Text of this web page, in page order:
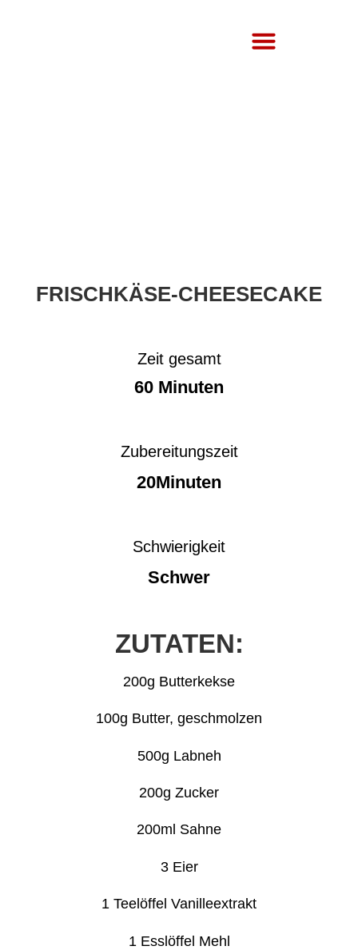
FRISCHKÄSE-CHEESECAKE
Zeit gesamt
60 Minuten
Zubereitungszeit
20Minuten
Schwierigkeit
Schwer
ZUTATEN:
200g Butterkekse
100g Butter, geschmolzen
500g Labneh
200g Zucker
200ml Sahne
3 Eier
1 Teelöffel Vanilleextrakt
1 Esslöffel Mehl